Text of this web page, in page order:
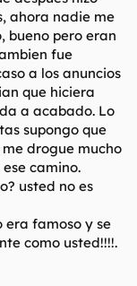
ahora nadie me
bueno pero eran
fue
a los anuncios
que hiciera
a acabado. Lo
supongo que
drogue mucho
camino.
usted no es
era famoso y se
como usted!!!!.